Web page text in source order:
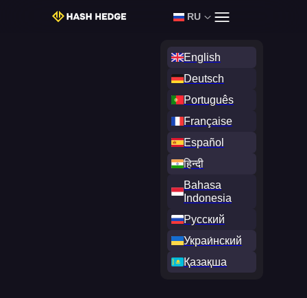
Войти Начать Челлендж RU
English
Deutsch
Português
Française
Español
हिन्दी
Bahasa
Indonesia
Русский
Украи́нский
Қазақша